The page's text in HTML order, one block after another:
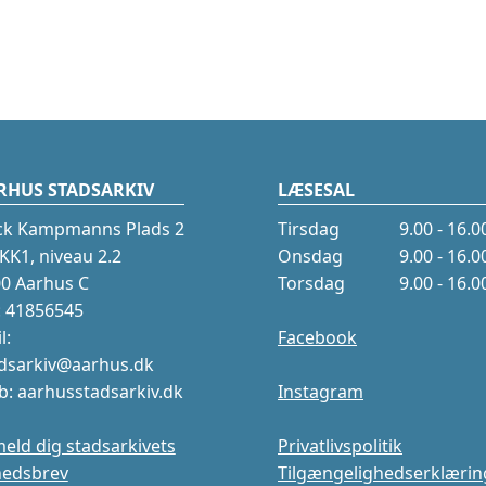
STADSARKIV
Kampmanns Plads 2
niveau 2.2
Aarhus C
41856545
aarhusstadsarkiv.dk
dig stadsarkivets
LÆSESAL
Tirsdag
9.00 -
Onsdag
9.00 -
Torsdag
9.00 -
Facebook
Instagram
Privatlivspolitik